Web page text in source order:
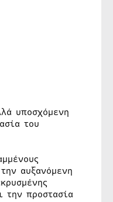
υποσχόμενη
του
αυξανόμενη
την προστασία